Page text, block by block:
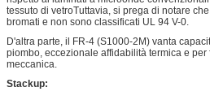
tessuto di vetroTuttavia, si prega di notare
bromati e non sono classificati UL 94 V-0.
D'altra parte, il FR-4 (S1000-2M) vanta
piombo, eccezionale affidabilità termica e
meccanica.
Stackup: